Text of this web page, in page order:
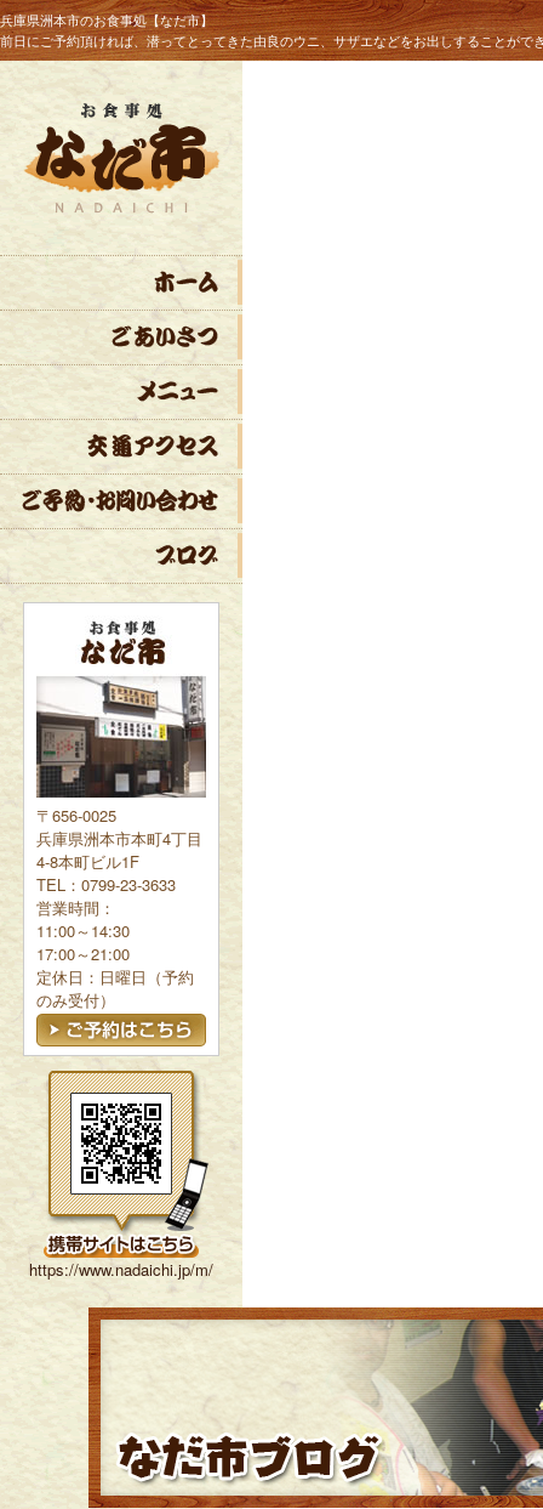
兵庫県洲本市のお食事処【なだ市】
前日にご予約頂ければ、潜ってとってきた由良のウニ、サザエなどをお出しすることがで
〒656-0025
兵庫県洲本市本町4丁目
4-8本町ビル1F
TEL：0799-23-3633
営業時間：
11:00～14:30
17:00～21:00
定休日：日曜日（予約
のみ受付）
https://www.nadaichi.jp/m/